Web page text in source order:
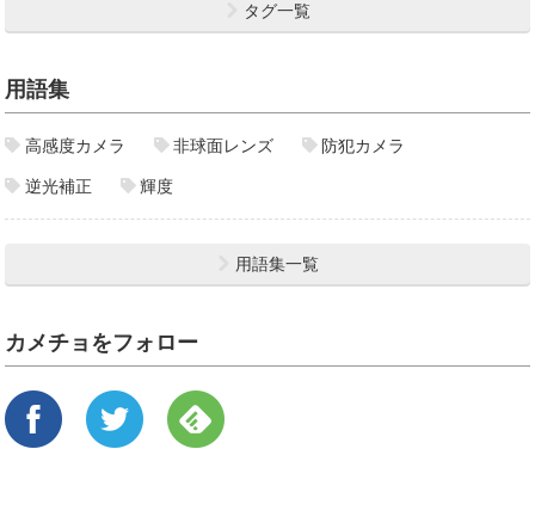
タグ一覧
用語集
高感度カメラ 非球面レンズ 防犯カメラ
逆光補正 輝度
用語集一覧
カメチョをフォロー